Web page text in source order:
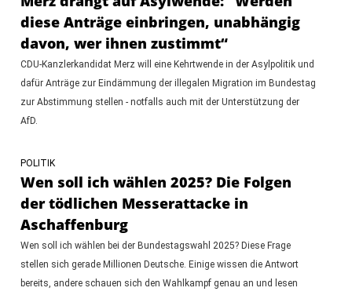
diese Anträge einbringen, unabhängig
davon, wer ihnen zustimmt“
CDU-Kanzlerkandidat Merz will eine Kehrtwende in der Asylpolitik und
dafür Anträge zur Eindämmung der illegalen Migration im Bundestag
zur Abstimmung stellen - notfalls auch mit der Unterstützung der
AfD.
POLITIK
Wen soll ich wählen 2025? Die Folgen
der tödlichen Messerattacke in
Aschaffenburg
Wen soll ich wählen bei der Bundestagswahl 2025? Diese Frage
stellen sich gerade Millionen Deutsche. Einige wissen die Antwort
bereits, andere schauen sich den Wahlkampf genau an und lesen